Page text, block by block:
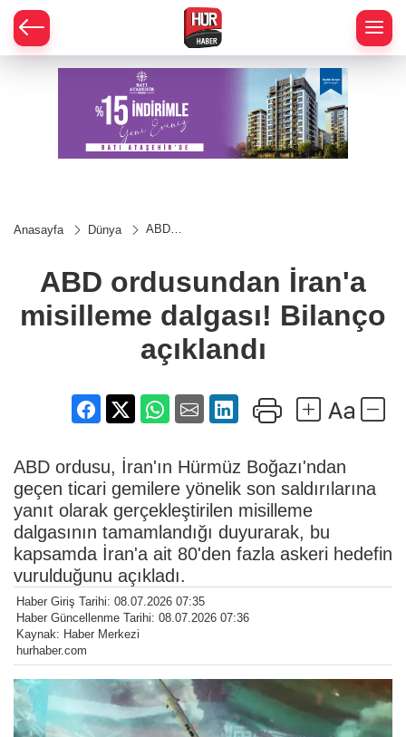
Anasayfa Dünya
ABD
misilleme
dalgası!
açıklandı
ABD ordusundan İran'a
misilleme dalgası! Bilanço
açıklandı
ABD ordusu, İran'ın Hürmüz Boğazı'ndan
geçen ticari gemilere yönelik son saldırılarına
yanıt olarak gerçekleştirilen misilleme
dalgasının tamamlandığı duyurarak, bu
kapsamda İran'a ait 80'den fazla askeri hedefin
vurulduğunu açıkladı.
Haber Giriş Tarihi: 08.07.2026 07:35
Haber Güncellenme Tarihi: 08.07.2026 07:36
Kaynak: Haber Merkezi
hurhaber.com